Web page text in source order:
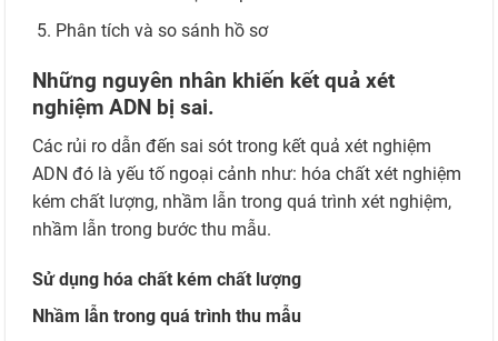
Phân tích và so sánh hồ sơ
Những nguyên nhân khiến kết quả xét
nghiệm ADN bị sai.
Các rủi ro dẫn đến sai sót trong kết quả xét nghiệm
ADN đó là yếu tố ngoại cảnh như: hóa chất xét nghiệm
kém chất lượng, nhầm lẫn trong quá trình xét nghiệm,
nhầm lẫn trong bước thu mẫu.
Sử dụng hóa chất kém chất lượng
Nhầm lẫn trong quá trình thu mẫu